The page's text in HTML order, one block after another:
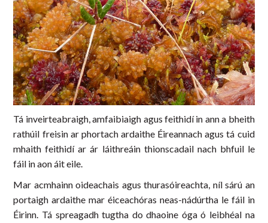
Tá inveirteabraigh, amfaibiaigh agus feithidí in ann a bheith
rathúil freisin ar phortach ardaithe Éireannach agus tá cuid
mhaith feithidí ar ár láithreáin thionscadail nach bhfuil le
fáil in aon áit eile.
Mar acmhainn oideachais agus thurasóireachta, níl sárú an
portaigh ardaithe mar éiceachóras neas-nádúrtha le fáil in
Éirinn. Tá spreagadh tugtha do dhaoine óga ó leibhéal na